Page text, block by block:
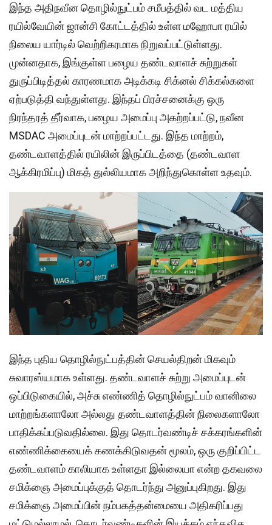
இந்த அதிநவீன தொழில்நுட்பம் சமீபத்தில் வட மத்திய
ரயில்வேயின் ஜான்சி கோட்டத்தில் உள்ள மஹோபா ரயில்
நிலைய யார்டில் வெற்றிகரமாக நிறுவப்பட்டுள்ளது.
முன்னதாக, இங்குள்ள பழைய தண்டவாளச் சுற்றுகள்
துருப்பிடித்தல் காரணமாக அடிக்கடி சிக்னல் சிக்கல்களை
ஏற்படுத்தி வந்துள்ளது. இந்தப் பிரச்சனைக்கு ஒரு
நிரந்தரத் தீர்வாக, பழைய அமைப்பு அகற்றப்பட்டு, நவீன
MSDAC அமைப்புடன் மாற்றப்பட்டது. இந்த மாற்றம்,
தண்டவாளத்தில் ரயிலின் இருப்பிடத்தை (தண்டவாள
ஆக்கிரமிப்பு) மிகத் துல்லியமாக அறிந்துகொள்ள உதவும்.
இந்த புதிய தொழில்நுட்பத்தின் செயல்திறன் மிகவும்
சுவாரஸ்யமாக உள்ளது. தண்டவாளச் சுற்று அமைப்புடன்
ஒப்பிடுகையில், அச்சு எண்ணித் தொழில்நுட்பம் வானிலை
மாற்றங்களாலோ அல்லது தண்டவாளத்தின் நிலைகளாலோ
பாதிக்கப்படுவதில்லை. இது தொடர்வண்டிச் சக்கரங்களின்
எண்ணிக்கையைக் கணக்கிடுவதன் மூலம், ஒரு குறிப்பிட்ட
தண்டவாளம் காலியாக உள்ளதா இல்லையா என்ற தகவலை
சமிக்ஞை அமைப்புக்குத் தொடர்ந்து அனுப்புகிறது. இது
சமிக்ஞை அமைப்பின் நம்பகத்தன்மையை அதிகரிப்பது